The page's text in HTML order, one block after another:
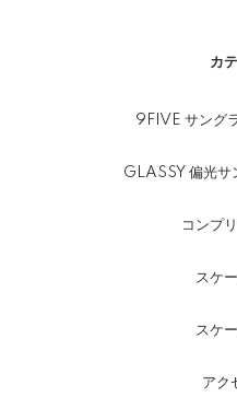
カ
9FIVE サング
GLASSY 偏光サ
コンプ
スケ
スケ
アク